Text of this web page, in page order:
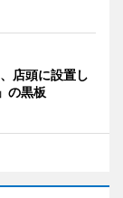
店頭に設置し
の黒板